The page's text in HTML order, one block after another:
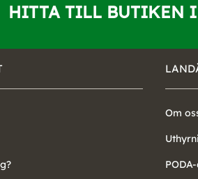
HITTA TILL BUTIKEN
Om